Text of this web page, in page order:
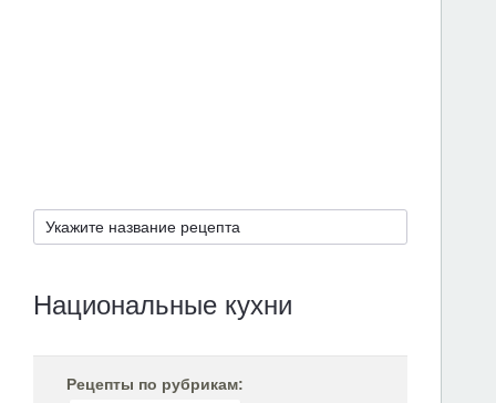
Национальные кухни
Рецепты по рубрикам: